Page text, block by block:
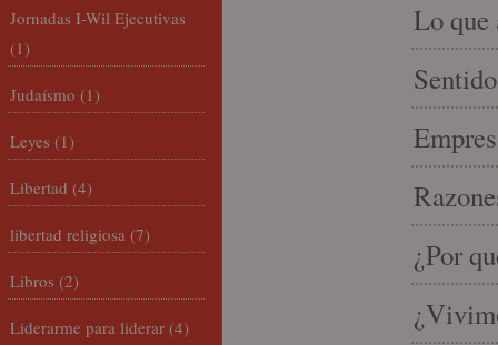
Lo que
¿Por
Jornadas I-Wil Ejecutivas
(1)
Judaísmo (1)
Leyes (1)
Libertad (4)
libertad religiosa (7)
Libros (2)
Liderarme para liderar (4)